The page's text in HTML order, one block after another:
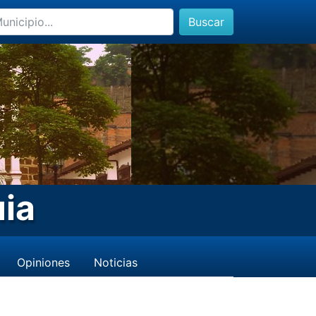
Buscar
Opiniones Noticias